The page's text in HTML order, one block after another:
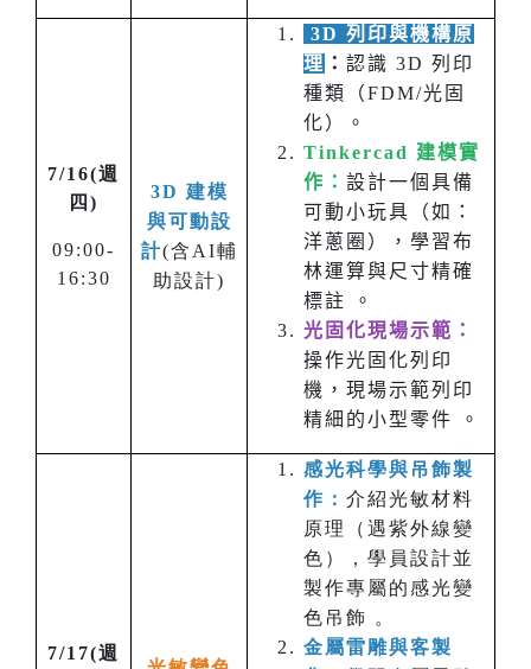
7/16(週
四)
09:00-
16:30
3D 建模
與可動設
計(含AI輔
助設計)
3D 列印與機構原
理 ： 認識 3D 列印
種類（FDM/光固
化）。
Tinkercad 建模實
作： 設計一個具備
可動小玩具（如：
洋蔥圈），學習布
林運算與尺寸精確
標註 。
光固化現場示範：
操作光固化列印
機，現場示範列印
精細的小型零件 。
7/17(週
感光科學與吊飾製
作： 介紹光敏材料
原理（遇紫外線變
色），學員設計並
製作專屬的感光變
色吊飾 。
金屬雷雕與客製